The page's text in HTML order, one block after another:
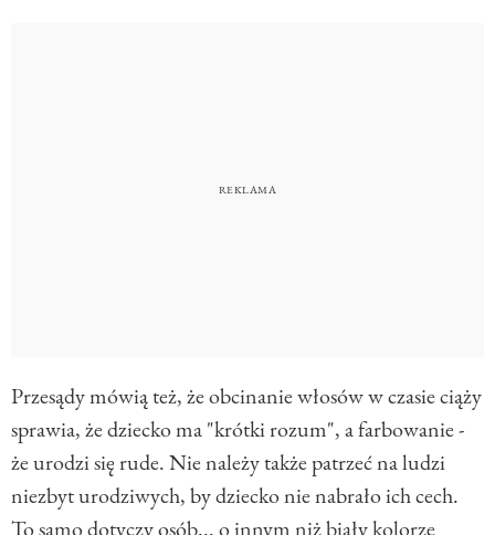
Przesądy mówią też, że obcinanie włosów w czasie ciąży
sprawia, że dziecko ma "krótki rozum", a farbowanie -
że urodzi się rude. Nie należy także patrzeć na ludzi
niezbyt urodziwych, by dziecko nie nabrało ich cech.
To samo dotyczy osób... o innym niż biały kolorze